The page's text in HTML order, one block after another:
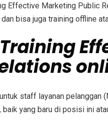
Effective Marketing Public
bisa juga training offline
Training
staff layanan pelanggan
baik yang baru di posisi ini